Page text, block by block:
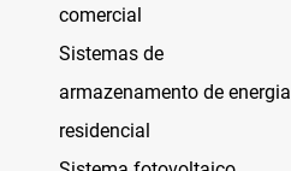
comercial
Sistemas de
armazenamento de energia
residencial